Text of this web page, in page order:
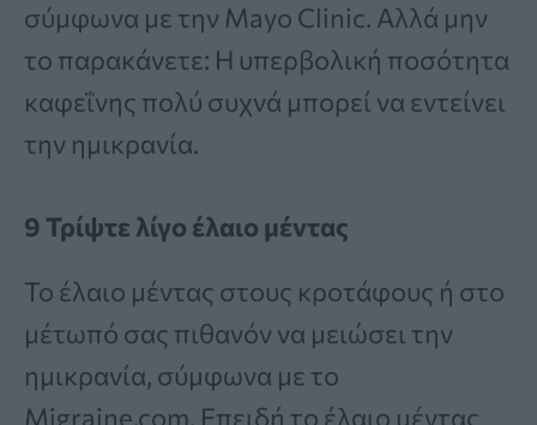
σύμφωνα με την Mayo Clinic. Αλλά μην
το παρακάνετε: Η υπερβολική ποσότητα
καφεΐνης πολύ συχνά μπορεί να εντείνει
την ημικρανία.
9 Τρίψτε λίγο έλαιο μέντας
Το έλαιο μέντας στους κροτάφους ή στο
μέτωπό σας πιθανόν να μειώσει την
ημικρανία, σύμφωνα με το
Migraine.com. Επειδή το έλαιο μέντας